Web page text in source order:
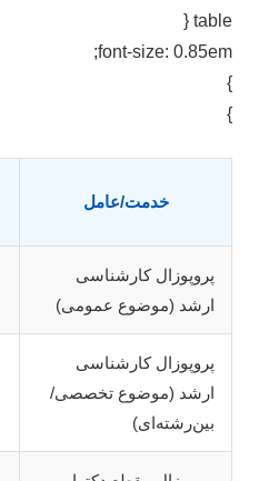
table {
font-size: 0.85em;
}
}
خدمت/عامل
پروپوزال کارشناسی
ارشد (موضوع عمومی)
پروپوزال کارشناسی
ارشد (موضوع تخصصی/
بین‌رشته‌ای)